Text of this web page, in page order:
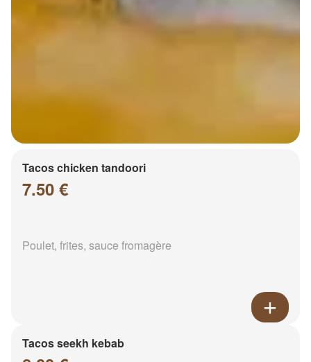
Tacos chicken tandoori
7.50 €
Poulet, frites, sauce fromagère
Tacos seekh kebab